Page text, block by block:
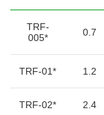
TRF-
005*
0.7
TRF-01* 1.2
TRF-02* 2.4